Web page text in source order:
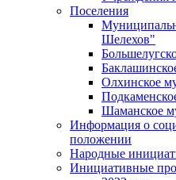
Поселения
Шелехов"
Олхинское
Шаманское
Информация о
положении
Народные
Инициативные